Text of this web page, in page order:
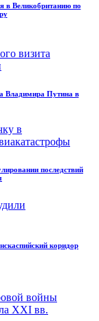
в Великобританию по
Владимира Путина в
последствий
коридор
войны
XXI вв.